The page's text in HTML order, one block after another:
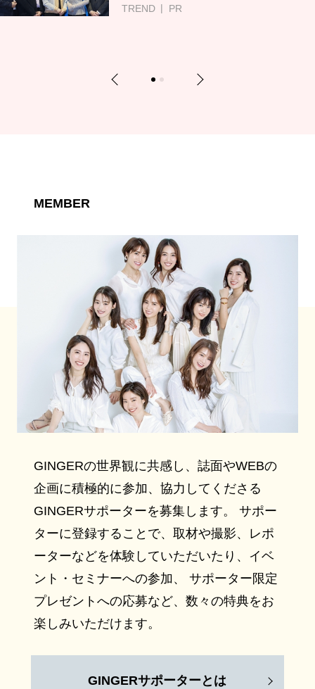
TREND
PR
Previous 1 2 Next
MEMBER
GINGERの世界観に共感し、誌面やWEBの
企画に積極的に参加、協力してくださる
GINGERサポーターを募集します。 サポー
ターに登録することで、取材や撮影、レポ
ーターなどを体験していただいたり、イベ
ント・セミナーへの参加、 サポーター限定
プレゼントへの応募など、数々の特典をお
楽しみいただけます。
GINGERサポーターとは